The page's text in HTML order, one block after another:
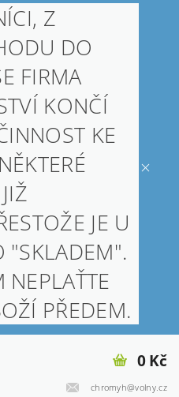
Z
DO
FIRMA
KONČÍ
KE
JE U
"SKLADEM".
NEPLAŤTE
PŘEDEM.
chromyh@volny.cz
0 Kč